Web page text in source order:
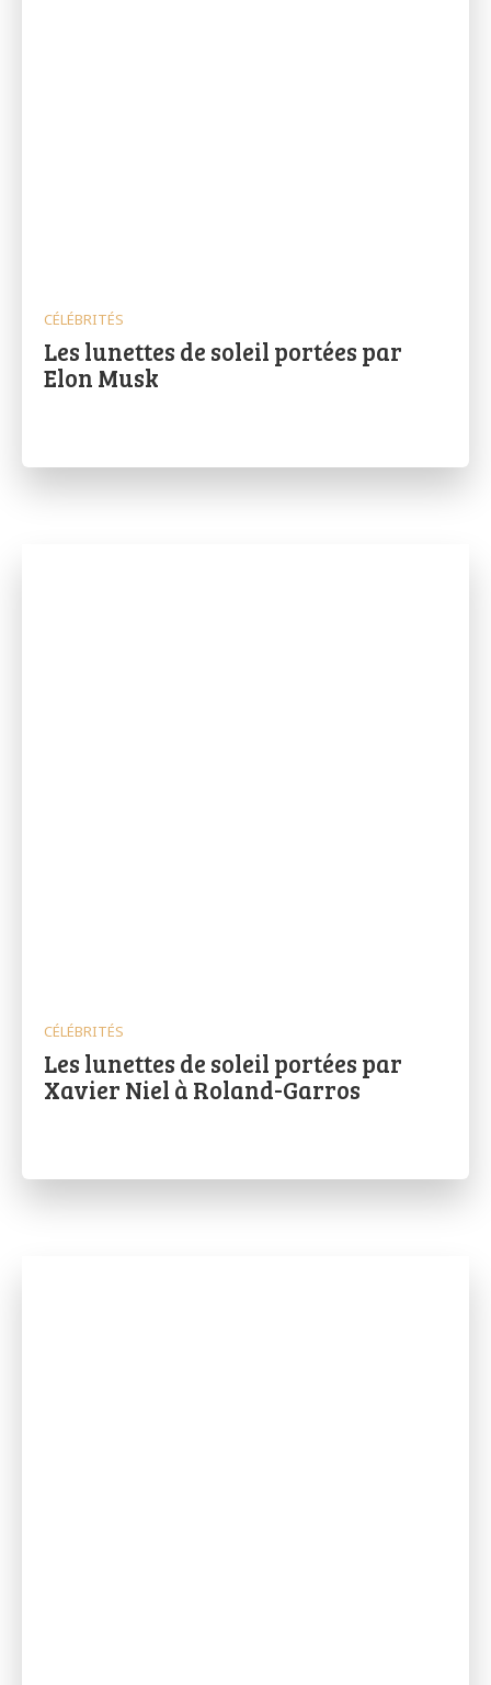
CÉLÉBRITÉS
Les lunettes de soleil portées par
Elon Musk
CÉLÉBRITÉS
Les lunettes de soleil portées par
Xavier Niel à Roland-Garros